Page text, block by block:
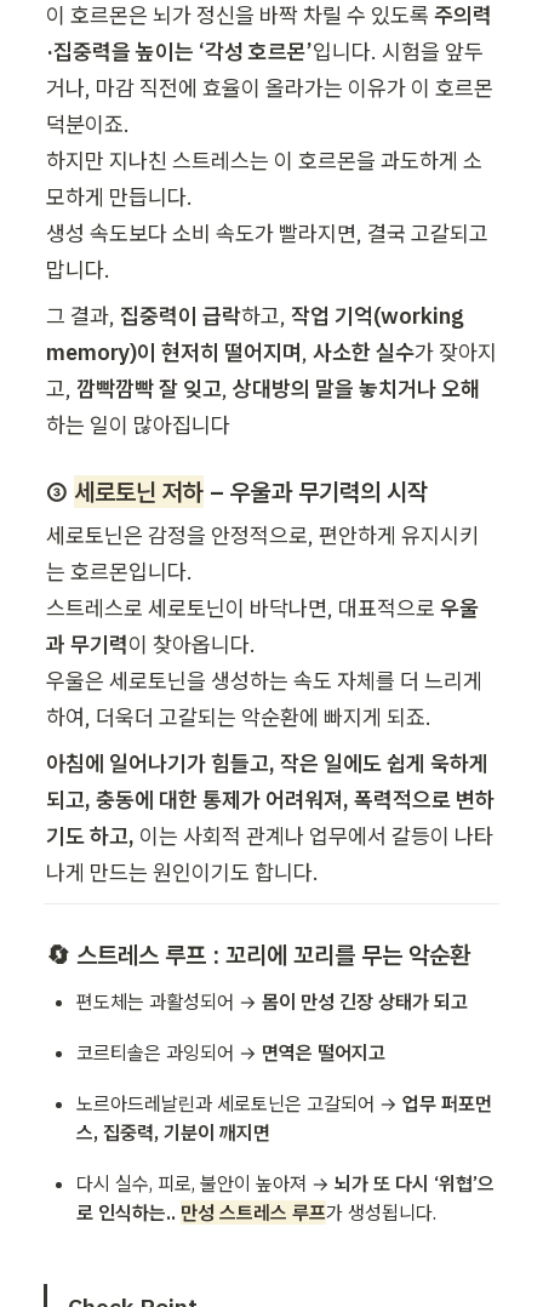
이 호르몬은 뇌가 정신을 바짝 차릴 수 있도록 주의력
·집중력을 높이는 ‘각성 호르몬’입니다. 시험을 앞두
거나, 마감 직전에 효율이 올라가는 이유가 이 호르몬
덕분이죠.
하지만 지나친 스트레스는 이 호르몬을 과도하게 소
모하게 만듭니다.
생성 속도보다 소비 속도가 빨라지면, 결국 고갈되고
맙니다.
그 결과, 집중력이 급락하고, 작업 기억(working
memory)이 현저히 떨어지며, 사소한 실수가 잦아지
고, 깜빡깜빡 잘 잊고, 상대방의 말을 놓치거나 오해
하는 일이 많아집니다
③ 세로토닌 저하 – 우울과 무기력의 시작
세로토닌은 감정을 안정적으로, 편안하게 유지시키
는 호르몬입니다.
스트레스로 세로토닌이 바닥나면, 대표적으로 우울
과 무기력이 찾아옵니다.
우울은 세로토닌을 생성하는 속도 자체를 더 느리게
하여, 더욱더 고갈되는 악순환에 빠지게 되죠.
아침에 일어나기가 힘들고, 작은 일에도 쉽게 욱하게
되고, 충동에 대한 통제가 어려워져, 폭력적으로 변하
기도 하고, 이는 사회적 관계나 업무에서 갈등이 나타
나게 만드는 원인이기도 합니다.
🔄 스트레스 루프 : 꼬리에 꼬리를 무는 악순환
편도체는 과활성되어 → 몸이 만성 긴장 상태가 되고
코르티솔은 과잉되어 → 면역은 떨어지고
노르아드레날린과 세로토닌은 고갈되어 → 업무 퍼포먼
스, 집중력, 기분이 깨지면
다시 실수, 피로, 불안이 높아져 → 뇌가 또 다시 ‘위협’으
로 인식하는.. 만성 스트레스 루프가 생성됩니다.